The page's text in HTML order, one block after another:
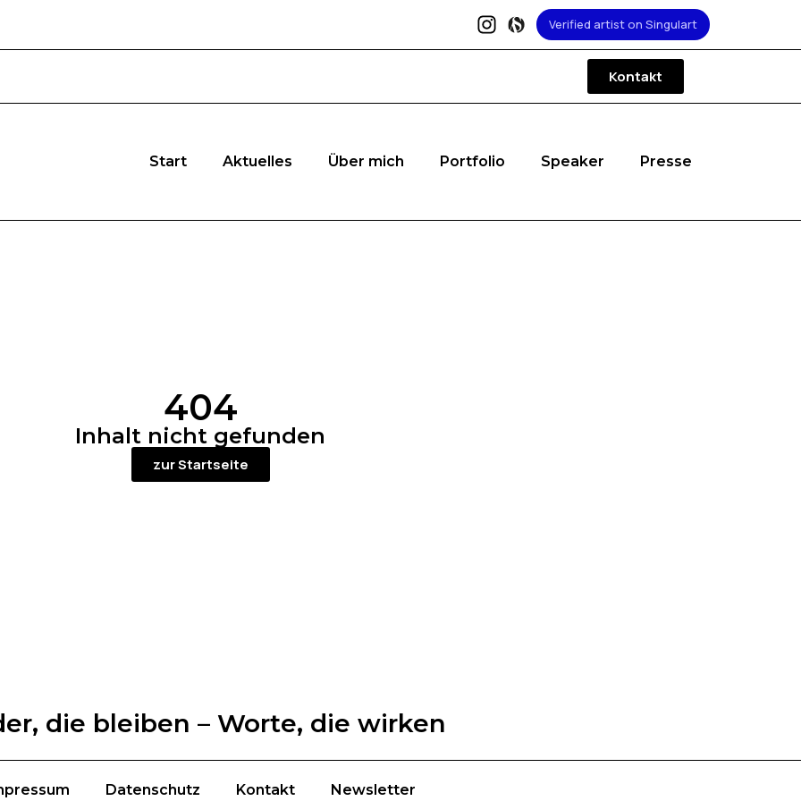
Verified artist on Singulart
Kontakt
Start Aktuelles Über mich Portfolio Speaker Presse
404
Inhalt nicht gefunden
zur Startseite
die bleiben – Worte, die wirken
Datenschutz Kontakt Newsletter